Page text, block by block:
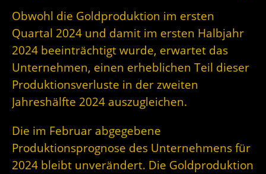
Obwohl die Goldproduktion im ersten
Quartal 2024 und damit im ersten Halbjahr
2024 beeinträchtigt wurde, erwartet das
Unternehmen, einen erheblichen Teil dieser
Produktionsverluste in der zweiten
Jahreshälfte 2024 auszugleichen.
Die im Februar abgegebene
Produktionsprognose des Unternehmens für
2024 bleibt unverändert. Die Goldproduktion